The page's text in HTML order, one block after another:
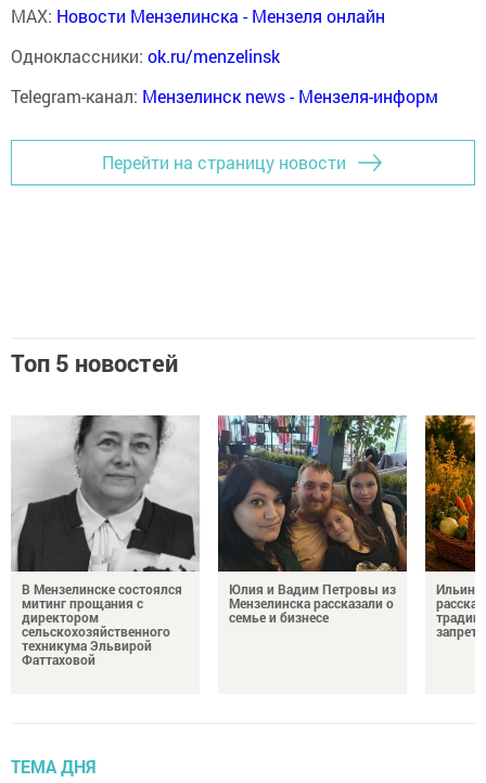
MAX: Новости Мензелинска - Мензеля онлайн
Одноклассники: ok.ru/menzelinsk
Telegram-канал: Мензелинск news - Мензеля-информ
Перейти на страницу новости
Топ 5 новостей
В Мензелинске состоялся
митинг прощания с
директором
сельскохозяйственного
техникума Эльвирой
Фаттаховой
Юлия и Вадим Петровы из
Мензелинска рассказали о
семье и бизнесе
Ильин
ТЕМА ДНЯ